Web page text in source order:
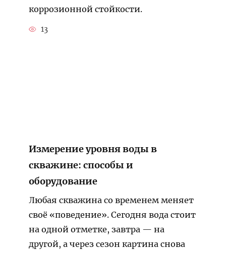
коррозионной стойкости.
13
Измерение уровня воды в
скважине: способы и
оборудование
Любая скважина со временем меняет
своё «поведение». Сегодня вода стоит
на одной отметке, завтра — на
другой, а через сезон картина снова